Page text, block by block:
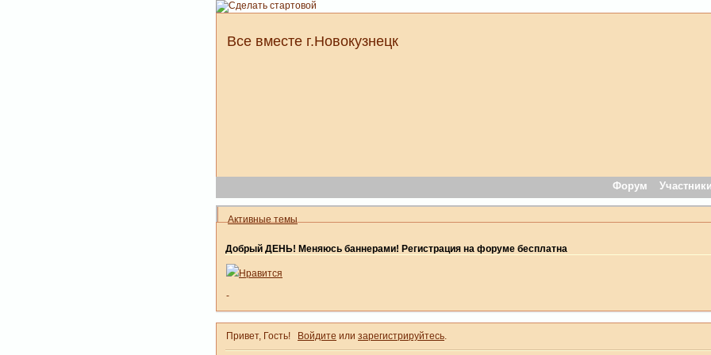
Все вместе г.Новокузнецк
Форум Участники
Активные темы
Добрый ДЕНЬ! Меняюсь баннерами! Регистрация на форуме бесплатна
Нравится
-
Привет, Гость! Войдите или зарегистрируйтесь.